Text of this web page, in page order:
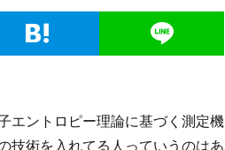
エントロピー理論に基づく測定機
技術を入れてる人っていうのはあ